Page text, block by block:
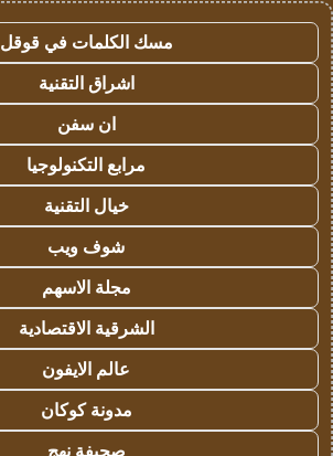
مسك الكلمات في قوقل
اشراق التقنية
ان سفن
مرابع التكنولوجيا
خيال التقنية
شوف ويب
مجلة الاسهم
الشرقية الاقتصادية
عالم الايفون
مدونة كوكان
صحيفة نهج